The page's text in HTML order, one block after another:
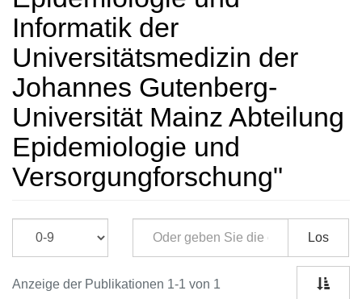
Informatik der
Universitätsmedizin der
Johannes Gutenberg-
Universität Mainz Abteilung
Epidemiologie und
Versorgungforschung"
Los
Anzeige der Publikationen 1-1 von 1